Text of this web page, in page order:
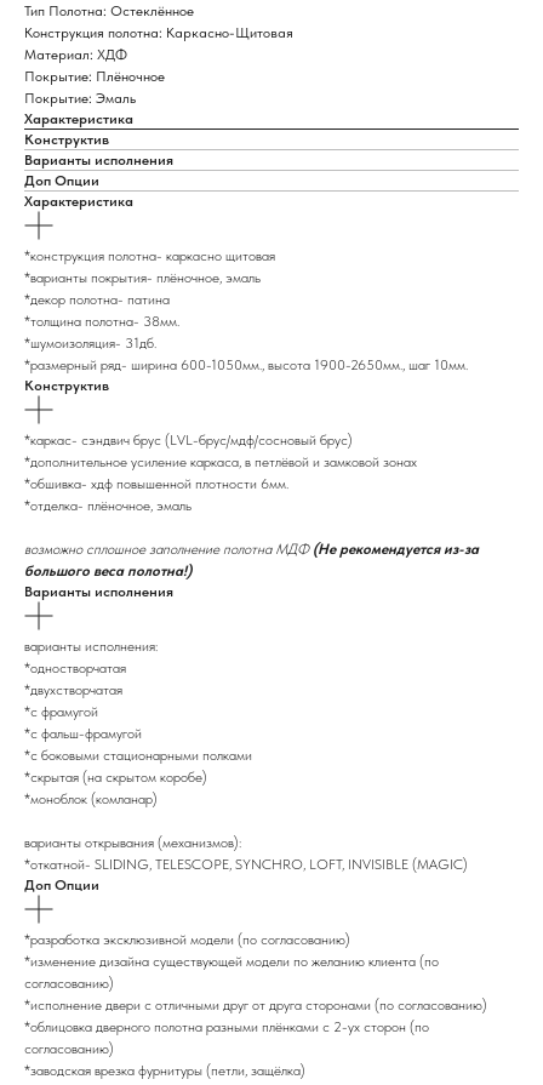
Тип Полотна: Остеклённое
Конструкция полотна: Каркасно-Щитовая
Материал: ХДФ
Покрытие: Плёночное
Покрытие: Эмаль
Характеристика
Конструктив
Варианты исполнения
Доп Опции
Характеристика
*конструкция полотна- каркасно щитовая
*варианты покрытия- плёночное, эмаль
*декор полотна- патина
*толщина полотна- 38мм.
*шумоизоляция- 31дб.
*размерный ряд- ширина 600-1050мм., высота 1900-2650мм., шаг 10мм.
Конструктив
*каркас- сэндвич брус (LVL-брус/мдф/сосновый брус)
*дополнительное усиление каркаса, в петлёвой и замковой зонах
*обшивка- хдф повышенной плотности 6мм.
*отделка- плёночное, эмаль
возможно сплошное заполнение полотна МДФ (Не рекомендуется из-за
большого веса полотна!)
Варианты исполнения
варианты исполнения:
*одностворчатая
*двухстворчатая
*с фрамугой
*с фальш-фрамугой
*с боковыми стационарными полками
*скрытая (на скрытом коробе)
*моноблок (комланар)
варианты открывания (механизмов):
*откатной- SLIDING, TELESCOPE, SYNCHRO, LOFT, INVISIBLE (MAGIC)
Доп Опции
*разработка эксклюзивной модели (по согласованию)
*изменение дизайна существующей модели по желанию клиента (по
согласованию)
*исполнение двери с отличными друг от друга сторонами (по согласованию)
*облицовка дверного полотна разными плёнками с 2-ух сторон (по
согласованию)
*заводская врезка фурнитуры (петли, защёлка)